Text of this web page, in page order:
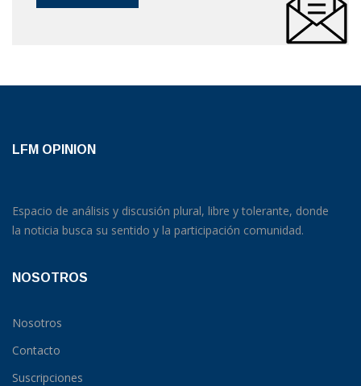
LFM OPINION
Espacio de análisis y discusión plural, libre y tolerante, donde
la noticia busca su sentido y la participación comunidad.
NOSOTROS
Nosotros
Contacto
Suscripciones